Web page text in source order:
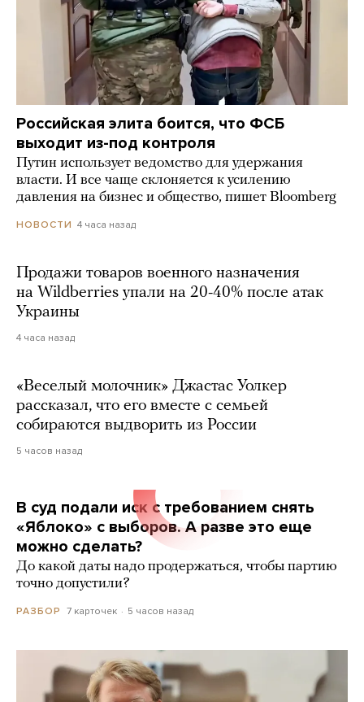
Российская элита боится, что ФСБ
выходит из-под контроля
Путин использует ведомство для удержания
власти. И все чаще склоняется к усилению
давления на бизнес и общество, пишет Bloomberg
НОВОСТИ 4 часа назад
Продажи товаров военного назначения
на Wildberries упали на 20-40% после атак
Украины
4 часа назад
«Веселый молочник» Джастас Уолкер
рассказал, что его вместе с семьей
собираются выдворить из России
5 часов назад
В суд подали иск с требованием снять
«Яблоко» с выборов. А разве это еще
можно сделать?
До какой даты надо продержаться, чтобы партию
точно допустили?
РАЗБОР 7 карточек 5 часов назад